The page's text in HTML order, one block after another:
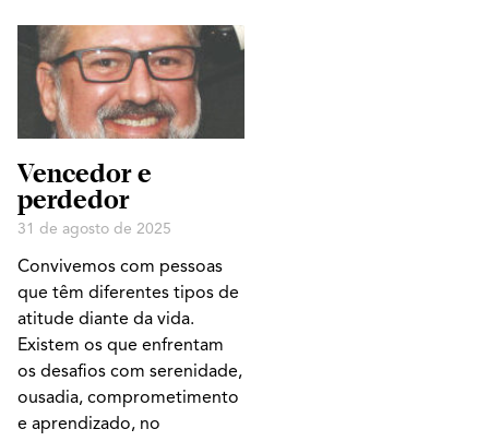
Vencedor e
perdedor
31 de agosto de 2025
Convivemos com pessoas
que têm diferentes tipos de
atitude diante da vida.
Existem os que enfrentam
os desafios com serenidade,
ousadia, comprometimento
e aprendizado, no